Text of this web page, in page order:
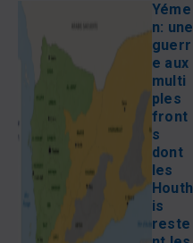
Yéme
n: une
guerr
e aux
multi
ples
front
s
dont
les
Houth
is
reste